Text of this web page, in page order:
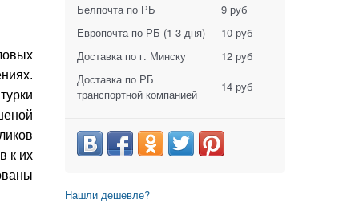
к их
Белпочта по РБ
9 руб
Европочта по РБ (1-3 дня)
10 руб
Доставка по г. Минску
12 руб
Доставка по РБ
транспортной компанией
14 руб
Нашли дешевле?